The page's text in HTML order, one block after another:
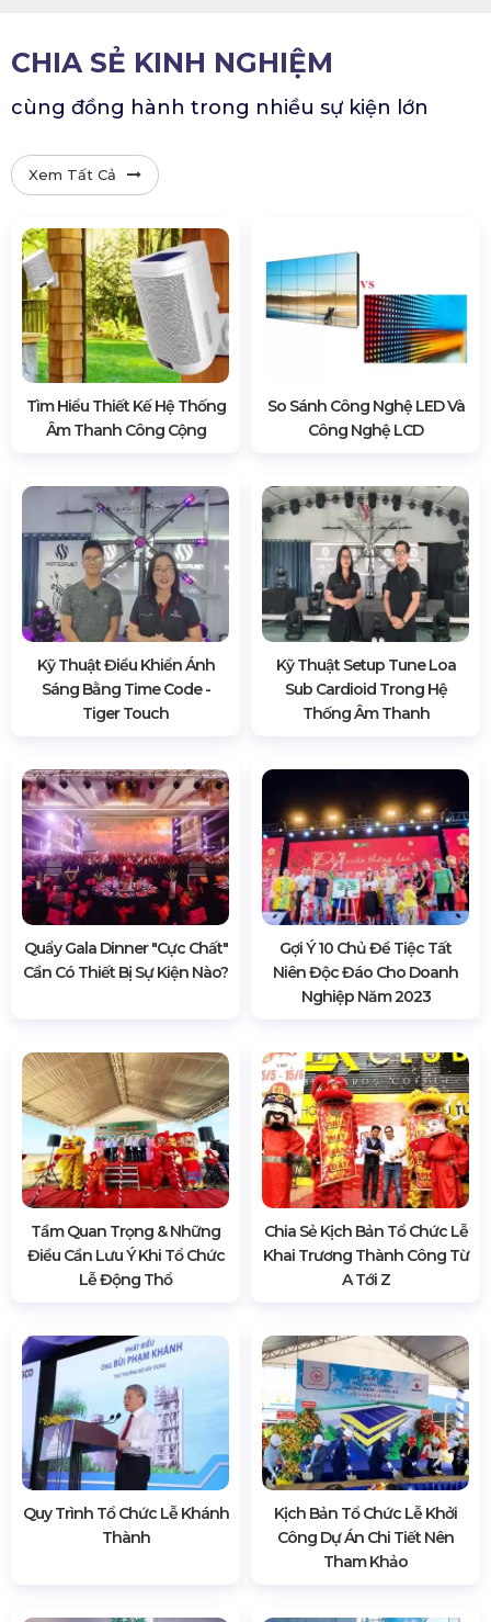
CHIA SẺ KINH NGHIỆM
cùng đồng hành trong nhiều sự kiện lớn
Xem Tất Cả
Tìm Hiểu Thiết Kế Hệ Thống
Âm Thanh Công Cộng
So Sánh Công Nghệ LED Và
Công Nghệ LCD
Kỹ Thuật Điều Khiển Ánh
Sáng Bằng Time Code -
Tiger Touch
Kỹ Thuật Setup Tune Loa
Sub Cardioid Trong Hệ
Thống Âm Thanh
Quẩy Gala Dinner "cực Chất"
Cần Có Thiết Bị Sự Kiện Nào?
Gợi Ý 10 Chủ Đề Tiệc Tất
Niên Độc Đáo Cho Doanh
Nghiệp Năm 2023
Tầm Quan Trọng & Những
Điều Cần Lưu Ý Khi Tổ Chức
Lễ Động Thổ
Chia Sẻ Kịch Bản Tổ Chức Lễ
Khai Trương Thành Công Từ
A Tới Z
Quy Trình Tổ Chức Lễ Khánh
Thành
Kịch Bản Tổ Chức Lễ Khởi
Công Dự Án Chi Tiết Nên
Tham Khảo